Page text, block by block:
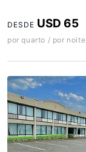
DESDE USD 65
por quarto / por noite